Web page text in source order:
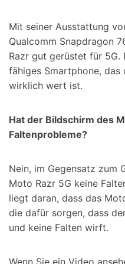
Mit seiner Ausstattung
Qualcomm Snapdragon
Razr gut gerüstet für 5G.
fähiges Smartphone,
wirklich wert ist.
Hat der Bildschirm des
Faltenprobleme?
Nein, im Gegensatz zum
Moto Razr 5G keine
liegt daran, dass das
die dafür sorgen, dass
und keine Falten wirft.
Wenn Sie ein Video